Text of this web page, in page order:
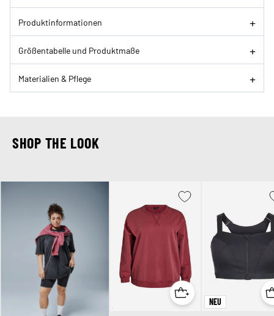
Produktinformationen
Größentabelle und Produktmaße
Materialien & Pflege
SHOP THE LOOK
NEU